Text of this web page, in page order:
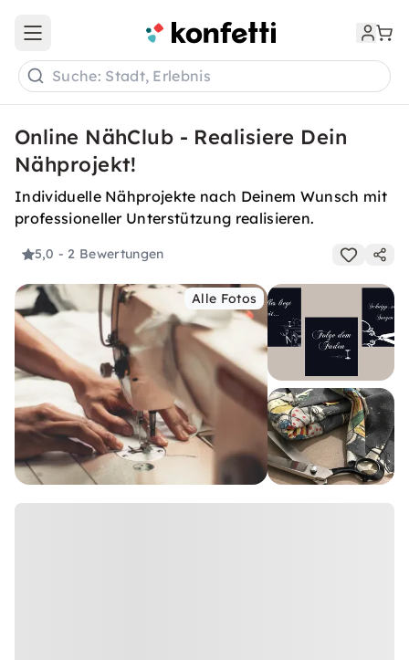
Open main menu
Suche: Stadt, Erlebnis
Online NähClub - Realisiere Dein
Nähprojekt!
Individuelle Nähprojekte nach Deinem Wunsch mit
professioneller Unterstützung realisieren.
5,0 - 2 Bewertungen
Alle Fotos